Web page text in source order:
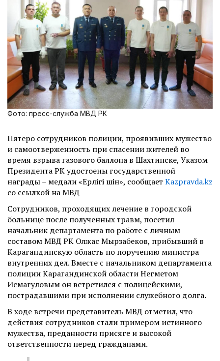
Фото: пресс-служба МВД РК
Пятеро сотрудников полиции, проявивших мужество
и самоотверженность при спасении жителей во
время взрыва газового баллона в Шахтинске, Указом
Президента РК удостоены государственной
награды– медали «Ерлігі үшін», сообщает Kazpravda.kz
со ссылкой на МВД
Сотрудников, проходящих лечение в городской
больнице после полученных травм, посетил
начальник департамента по работе с личным
составом МВД РК Олжас Мырзабеков, прибывший в
Карагандинскую область по поручению министра
внутренних дел. Вместе с начальником департамента
полиции Карагандинской области Негметом
Исмагуловым он встретился с полицейскими,
пострадавшими при исполнении служебного долга.
В ходе встречи представитель МВД отметил, что
действия сотрудников стали примером истинного
мужества, преданности присяге и высокой
ответственности перед гражданами.